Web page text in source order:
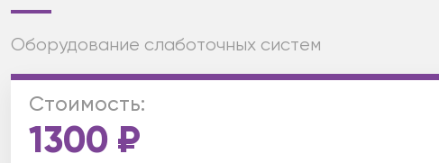
Оборудование слаботочных систем
Стоимость:
1300 ₽